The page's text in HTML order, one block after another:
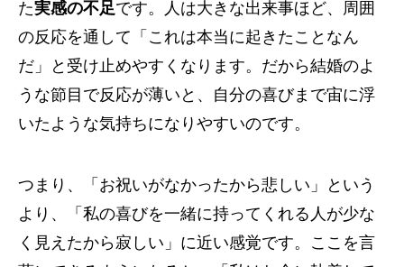
た実感の不足です。人は大きな出来事ほど、周囲
の反応を通して「これは本当に起きたことなん
だ」と受け止めやすくなります。だから結婚のよ
うな節目で反応が薄いと、自分の喜びまで宙に浮
いたような気持ちになりやすいのです。
つまり、「お祝いがなかったから悲しい」という
より、「私の喜びを一緒に持ってくれる人が少な
く見えたから寂しい」に近い感覚です。ここを言